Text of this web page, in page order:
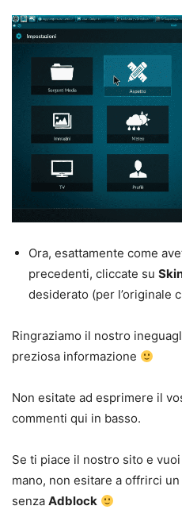
Ora, esattamente come
precedenti, cliccate su
desiderato (per l’originale
Ringraziamo il nostro
preziosa informazione
Non esitate ad esprimere il
commenti qui in basso.
Se ti piace il nostro sito e
mano, non esitare a offrirci
senza Adblock